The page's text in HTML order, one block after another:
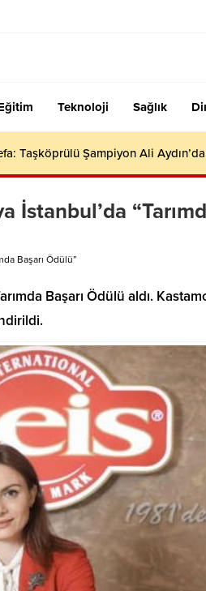
Teknoloji Sağlık
Taşköprülü Şampiyon Ali
İstanbul’da
Başarı Ödülü”
Başarı Ödülü aldı.